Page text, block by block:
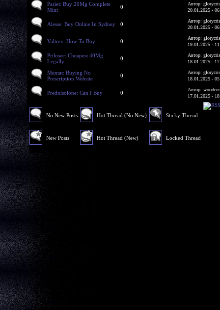
Pariet: Buy 20Mg Complete
Mint
0
Автор:
20.01.2025 -
Alesse: Buy Online In Sydney 0
Автор:
20.01.2025 -
Valtrex: How To Buy 0
Автор:
19.01.2025 -
Prilosec: Cheapest 40Mg
Legally
0
Автор:
18.01.2025 -
Mentat: Buying No
Prescription Website
0
Автор:
18.01.2025 -
Prednisolone: Can I Buy 0
Автор:
17.01.2025 -
No New Posts
New Posts
Hot Thread (No New)
Hot Thread (New)
Sticky Thread
Locked Thread